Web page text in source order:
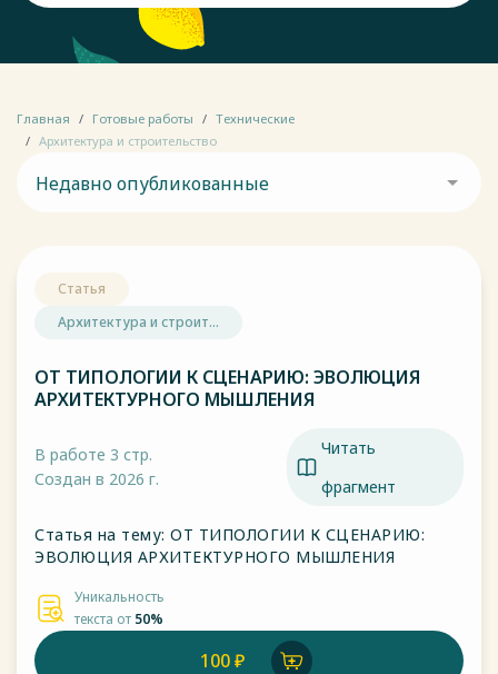
Главная Готовые работы
Технические
Архитектура и строительство
Недавно опубликованные
Статья
Архитектура и строит...
ОТ ТИПОЛОГИИ К СЦЕНАРИЮ: ЭВОЛЮЦИЯ
АРХИТЕКТУРНОГО МЫШЛЕНИЯ
В работе 3 стр.
Создан в 2026 г.
Читать
фрагмент
Статья на тему: ОТ ТИПОЛОГИИ К СЦЕНАРИЮ:
ЭВОЛЮЦИЯ АРХИТЕКТУРНОГО МЫШЛЕНИЯ
Уникальность
текста от 50%
100 ₽